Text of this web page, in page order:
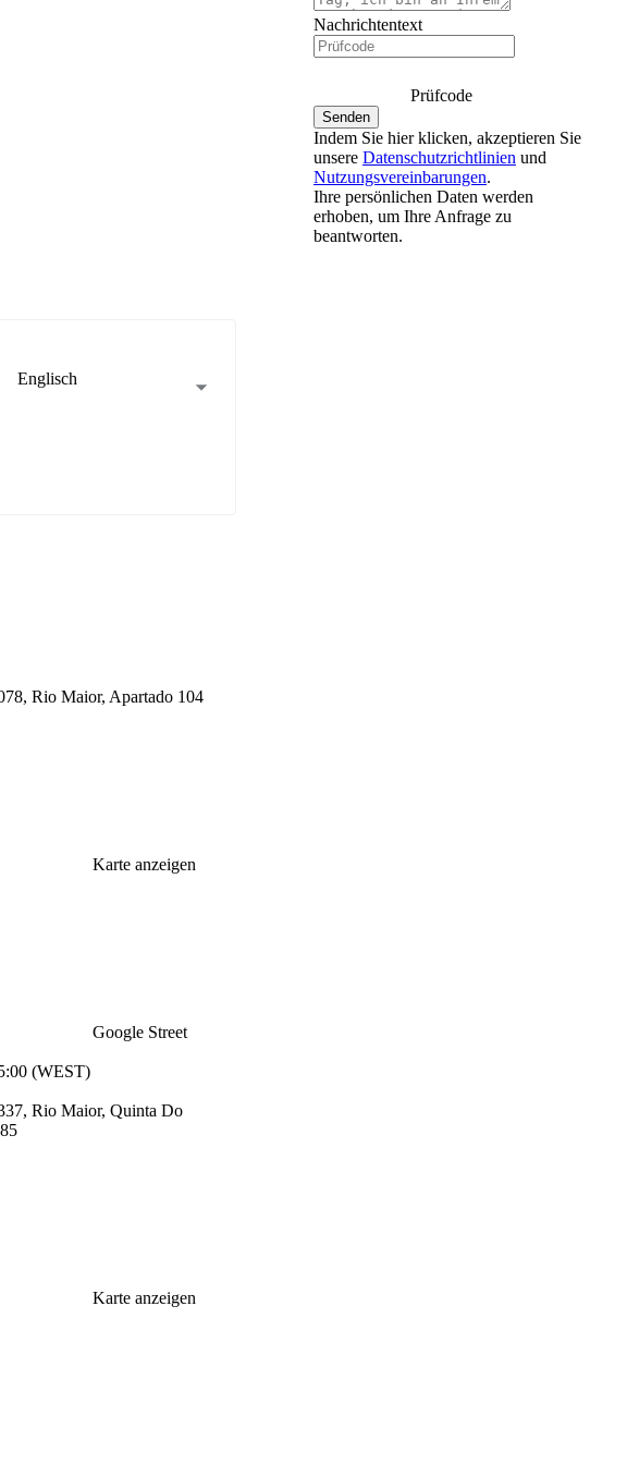
Englisch
Nachrichtentext
Prüfcode
Indem Sie hier klicken, akzeptieren Sie
unsere Datenschutzrichtlinien und
Nutzungsvereinbarungen.
Ihre persönlichen Daten werden
erhoben, um Ihre Anfrage zu
beantworten.
Rio Maior, Apartado 104
Karte anzeigen
Google Street
(WEST)
Rio Maior, Quinta Do
Karte anzeigen